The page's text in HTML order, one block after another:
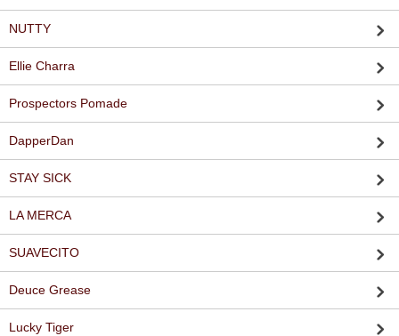
NUTTY
Ellie Charra
Prospectors Pomade
DapperDan
STAY SICK
LA MERCA
SUAVECITO
Deuce Grease
Lucky Tiger